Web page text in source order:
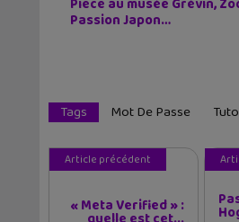
Piece au musée Grévin,
Passion Japon…
Tags Mot De Passe
Article précédent
« Meta Verified » :